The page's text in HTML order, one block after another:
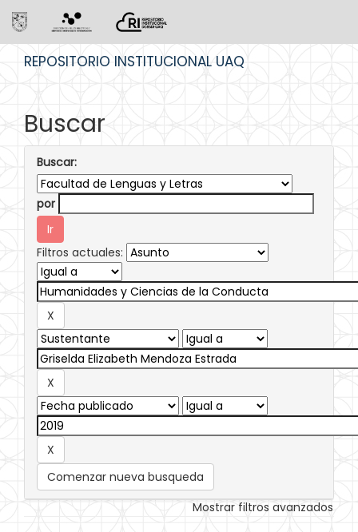
REPOSITORIO INSTITUCIONAL UAQ
Buscar
Buscar:
por
Filtros actuales:
Comenzar nueva busqueda
Mostrar filtros avanzados